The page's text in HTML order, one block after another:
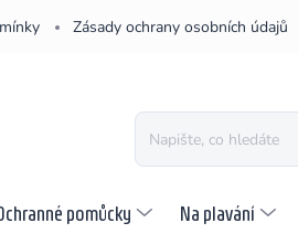
Zásady ochrany osobních údajů
pomůcky Na plavání